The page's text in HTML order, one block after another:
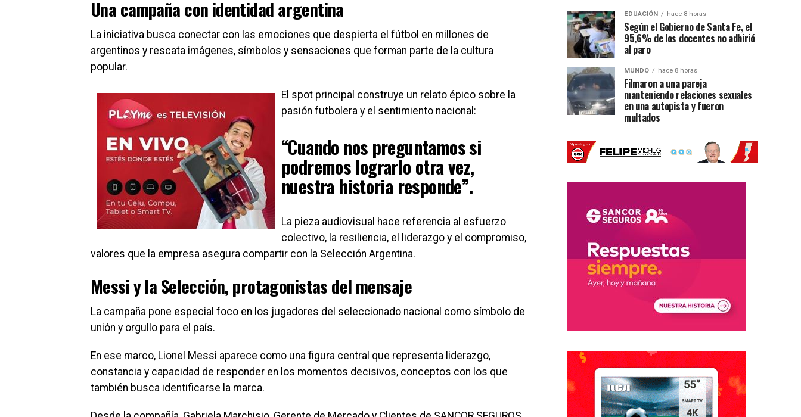
Una campaña con identidad argentina
La iniciativa busca conectar con las emociones que despierta el fútbol en millones de
argentinos y rescata imágenes, símbolos y sensaciones que forman parte de la cultura
popular.
El spot principal construye un relato épico sobre la
pasión futbolera y el sentimiento nacional:
“Cuando nos preguntamos si
podremos lograrlo otra vez,
nuestra historia responde”.
La pieza audiovisual hace referencia al esfuerzo
colectivo, la resiliencia, el liderazgo y el compromiso,
valores que la empresa asegura compartir con la Selección Argentina.
Messi y la Selección, protagonistas del mensaje
La campaña pone especial foco en los jugadores del seleccionado nacional como símbolo de
unión y orgullo para el país.
En ese marco, Lionel Messi aparece como una figura central que representa liderazgo,
constancia y capacidad de responder en los momentos decisivos, conceptos con los que
también busca identificarse la marca.
EDUACIÓN hace 8 horas
Según el Gobierno de Santa Fe, el
95,6% de los docentes no adhirió
al paro
MUNDO hace 8 horas
Filmaron a una pareja
manteniendo relaciones sexuales
en una autopista y fueron
multados